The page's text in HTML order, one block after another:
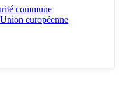
commune
européenne